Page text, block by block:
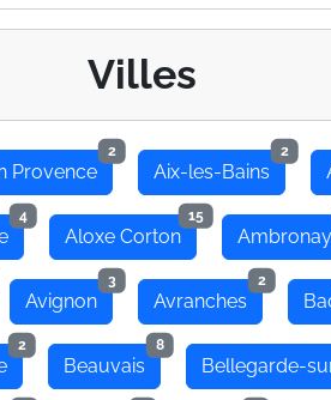
Villes
Provence
2
Aix-les-Bains
2
4
Aloxe Corton
15
Ambronay
Avignon
3
Avranches
2
2
Beauvais
8
Bellegarde-